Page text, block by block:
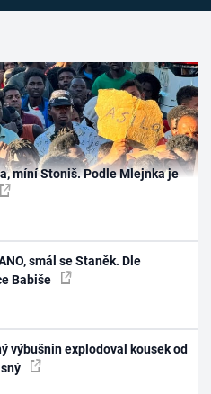
míní Stoniš. Podle Mlejnka je
smál se Staněk. Dle
Babiše
výbušnin explodoval kousek od